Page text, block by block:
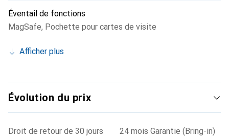
Éventail de fonctions
MagSafe, Pochette pour cartes de visite
Afficher plus
Évolution du prix
Droit de retour de 30 jours
24 mois Garantie (Bring-in)